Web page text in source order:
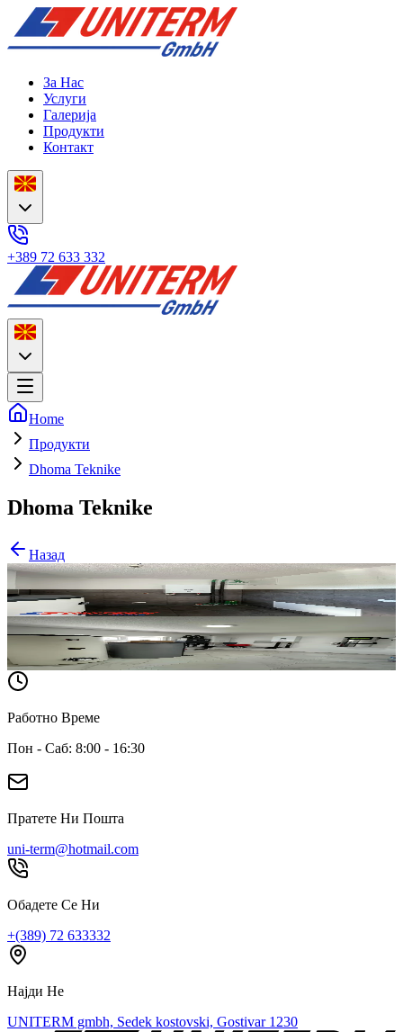
За Нас
Услуги
Галерија
Продукти
Контакт
+389 72 633 332
Home
Продукти
Dhoma Teknike
Dhoma Teknike
Назад
Classic
Pompa të veçanta
Работно Време
Пон - Саб: 8:00 - 16:30
Пратете Ни Пошта
uni-term@hotmail.com
Обадете Се Ни
+(389) 72 633332
Најди Не
UNITERM gmbh, Sedek kostovski, Gostivar 1230